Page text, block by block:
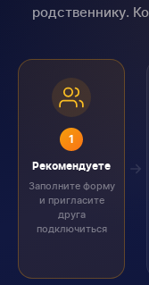
родственнику.
1
Рекомендуете
Заполните форму
и пригласите
друга
подключиться